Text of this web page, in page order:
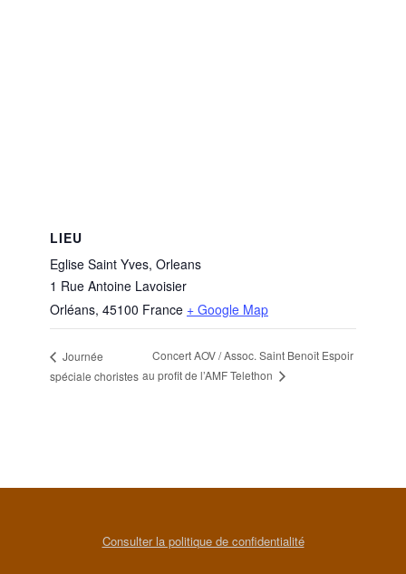
LIEU
Eglise Saint Yves, Orleans
1 Rue Antoine Lavoisier
Orléans, 45100 France + Google Map
Journée
spéciale choristes
Concert AOV / Assoc. Saint Benoît Espoir
au profit de l’AMF Telethon
Consulter la politique de confidentialité